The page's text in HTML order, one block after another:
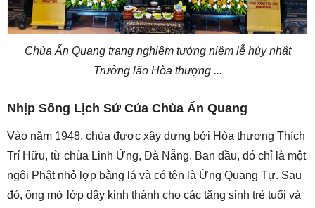
Chùa Ấn Quang trang nghiêm tưởng niệm lễ húy nhật
Trưởng lão Hòa thượng ...
Nhịp Sống Lịch Sử Của Chùa Ấn Quang
Vào năm 1948, chùa được xây dựng bởi Hòa thượng Thích
Trí Hữu, từ chùa Linh Ứng, Đà Nẵng. Ban đầu, đó chỉ là một
ngôi Phật nhỏ lợp bằng lá và có tên là Ứng Quang Tự. Sau
đó, ông mở lớp dậy kinh thánh cho các tăng sinh trẻ tuổi và